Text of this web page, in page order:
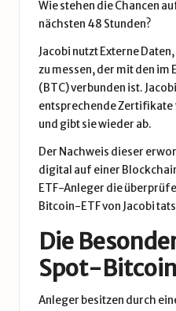
Wie stehen die Chancen
nächsten 48 Stunden?
Jacobi nutzt Externe
zu messen, der mit den im
(BTC) verbunden ist.
entsprechende Zertifikate
und gibt sie wieder ab.
Der Nachweis dieser
digital auf einer
ETF-Anleger die
Bitcoin-ETF von Jacobi
Die
Spot-
Anleger besitzen durch